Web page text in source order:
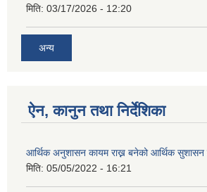
मिति: 03/17/2026 - 12:20
अन्य
ऐन, कानुन तथा निर्देशिका
आर्थिक अनुशासन कायम राख्न बनेको आर्थिक सुशासन
मिति: 05/05/2022 - 16:21